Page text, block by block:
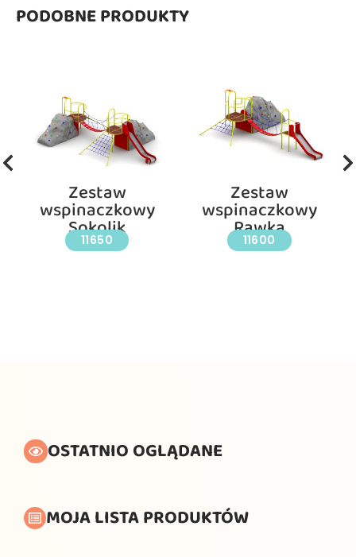
PODOBNE PRODUKTY
Zestaw
wspinaczkowy
Sokolik
11650
Zestaw
wspinaczkowy
Rawka
11600
OSTATNIO OGLĄDANE
MOJA LISTA PRODUKTÓW